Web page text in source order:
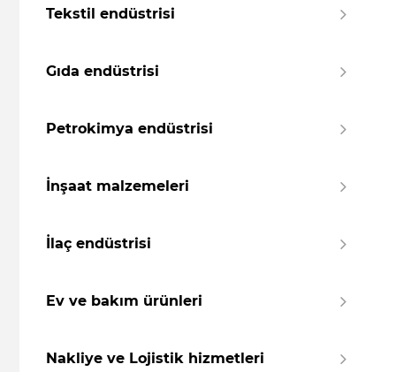
Tekstil endüstrisi
Gıda endüstrisi
Petrokimya endüstrisi
İnşaat malzemeleri
İlaç endüstrisi
Ev ve bakım ürünleri
Nakliye ve Lojistik hizmetleri